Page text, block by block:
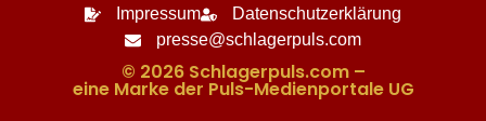
Impressum
Datenschutzerklärung
presse@schlagerpuls.com
© 2026 Schlagerpuls.com –
eine Marke der Puls-Medienportale UG​